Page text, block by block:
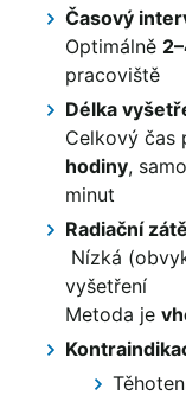
Časový
Optimálně
pracoviště
Délka
Celkový čas
hodiny,
minut
Radiační
Nízká
vyšetření
Metoda je